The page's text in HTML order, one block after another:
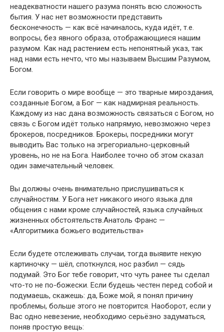
неадекватности нашего разума понять всю сложность
бытия. У нас нет возможности представить
бесконечность — как всё начиналось, куда идёт, т.е.
вопросы, без явного образа, отображающиеся нашим
разумом. Как над растением есть непонятный указ, так
над нами есть нечто, что мы называем Высшим Разумом,
Богом.
Если говорить о мире вообще — это тварные мироздания,
созданные Богом, а Бог — как надмирная реальность.
Каждому из нас дана возможность связаться с Богом, но
связь с Богом идёт только напрямую, невозможно через
брокеров, посредников. Брокеры, посредники могут
выводить Вас только на эгрегориально-церковный
уровень, но не на Бога. Наиболее точно об этом сказал
один замечательный человек.
Вы должны очень внимательно прислушиваться к
случайностям. У Бога нет никакого иного языка для
общения с нами кроме случайностей, языка случайных
жизненных обстоятельств.Анатоль Франс —
«Алгоритмика божьего водительства»
Если будете отслеживать случаи, тогда выявите некую
картиночку — шёл, споткнулся, нос разбил — сядь
подумай. Это Бог тебе говорит, что чуть ранее ты сделал
что-то не по-божески. Если будешь честен перед собой и
подумаешь, скажешь: да, Боже мой, я понял причину
проблемы, больше этого не повторится. Наоборот, если у
Вас одно невезение, необходимо серьёзно задуматься,
поняв простую вещь: